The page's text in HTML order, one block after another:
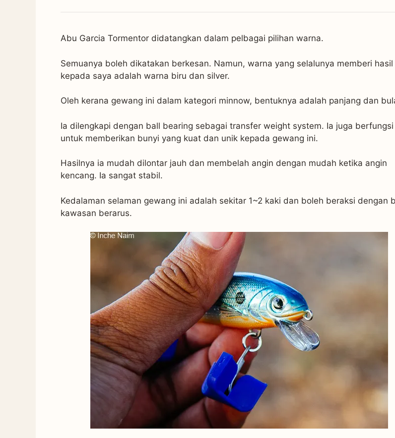
Abu Garcia Tormentor didatangkan dalam pelbagai pilihan warna.
Semuanya boleh dikatakan berkesan. Namun, warna yang selalunya memberi hasil
kepada saya adalah warna biru dan silver.
Oleh kerana gewang ini dalam kategori minnow, bentuknya adalah panjang dan
Ia dilengkapi dengan ball bearing sebagai transfer weight system. Ia juga berfungsi
untuk memberikan bunyi yang kuat dan unik kepada gewang ini.
Hasilnya ia mudah dilontar jauh dan membelah angin dengan mudah ketika angin
kencang. Ia sangat stabil.
Kedalaman selaman gewang ini adalah sekitar 1~2 kaki dan boleh beraksi dengan
kawasan berarus.